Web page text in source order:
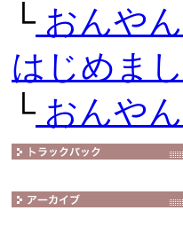
└おんやん
はじめま
└おんやん